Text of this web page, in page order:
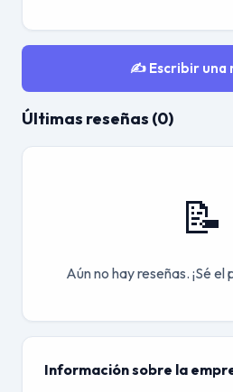
✍️ Escribir una
Últimas reseñas (0)
📝
Aún no hay reseñas. ¡Sé
Información sobre la